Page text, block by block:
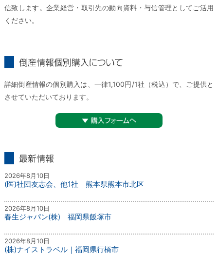
信致します。企業経営・取引先の動向資料・与信管理としてご活用
ください。
詳細倒産情報の個別購入は、一律1,100円/1社（税込）で、ご提供と
させていただいております。
2026年8月10日
(医)社団友志会、他1社｜熊本県熊本市北区
2026年8月10日
春生ジャパン(株)｜福岡県飯塚市
2026年8月10日
(株)ナイストラベル｜福岡県行橋市